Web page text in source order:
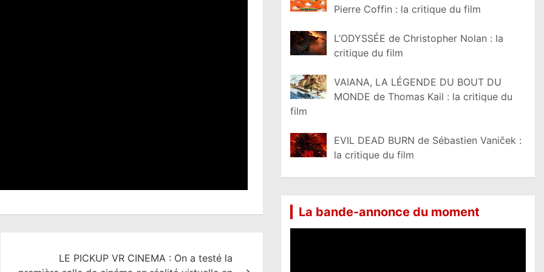
LE PICKUP VR CINEMA : On a testé la
Pierre Coffin : la critique du film
L’ODYSSÉE de Christopher Nolan : la
critique du film
VAIANA, LA LÉGENDE DU BOUT DU
MONDE de Thomas Kail : la critique du
film
EVIL DEAD BURN de Sébastien Vaniček :
la critique du film
La bande-annonce du moment